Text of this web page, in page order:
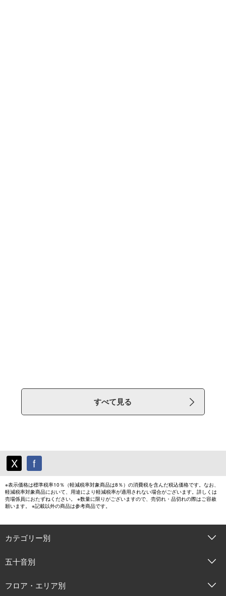
すべて見る
X f
※表示価格は標準税率10％（軽減税率対象商品は8％）の消費税を含んだ税込価格です。なお、
軽減税率対象商品において、用途により軽減税率が適用されない場合がございます。詳しくは
売場係員におたずねください。 ※数量に限りがございますので、売切れ・品切れの際はご容赦
願います。 ※記載以外の商品は参考商品です。
カテゴリー別
五十音別
フロア・エリア別